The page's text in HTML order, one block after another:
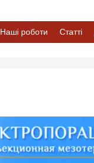
Наші роботи Статті